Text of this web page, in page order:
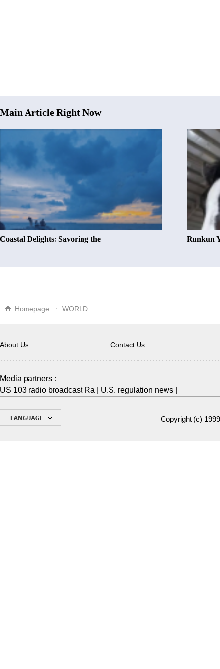
Main Article Right Now
Coastal Delights: Savoring the Runkun
Homepage WORLD
About Us Contact Us
Media partners：
US 103 radio broadcast Ra
U.S. regulation news
Copyright (c)